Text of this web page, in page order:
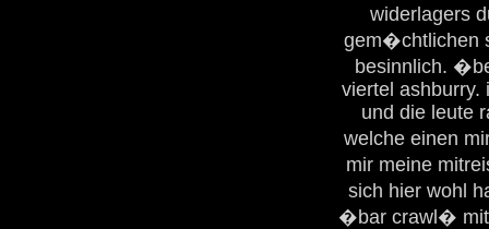
widerlagers
gem�chtlichen
besinnlich.
viertel ashburry.
und die leute
welche einen
mir meine
sich hier wohl
�bar crawl� mit